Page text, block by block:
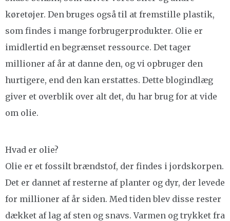
køretøjer. Den bruges også til at fremstille plastik,
som findes i mange forbrugerprodukter. Olie er
imidlertid en begrænset ressource. Det tager
millioner af år at danne den, og vi opbruger den
hurtigere, end den kan erstattes. Dette blogindlæg
giver et overblik over alt det, du har brug for at vide
om olie.
Hvad er olie?
Olie er et fossilt brændstof, der findes i jordskorpen.
Det er dannet af resterne af planter og dyr, der levede
for millioner af år siden. Med tiden blev disse rester
dækket af lag af sten og snavs. Varmen og trykket fra